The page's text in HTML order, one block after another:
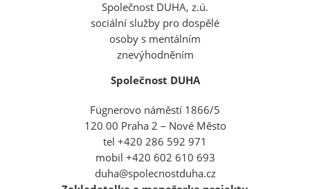
Společnost DUHA, z.ú.
sociální služby pro dospělé
osoby s mentálním
znevýhodněním
Společnost DUHA
Fügnerovo náměstí 1866/5
120 00 Praha 2 – Nové Město
tel +420 286 592 971
mobil +420 602 610 693
duha@spolecnostduha.cz